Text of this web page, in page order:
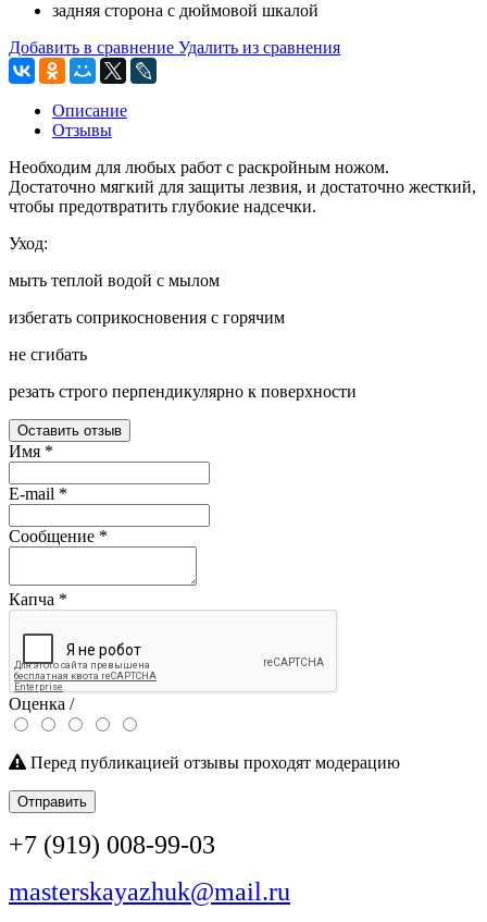
задняя сторона с дюймовой шкалой
Добавить в сравнение Удалить из сравнения
Описание
Отзывы
Необходим для любых работ с раскройным ножом.
Достаточно мягкий для защиты лезвия, и достаточно жесткий,
чтобы предотвратить глубокие надсечки.
Уход:
мыть теплой водой с мылом
избегать соприкосновения с горячим
не сгибать
резать строго перпендикулярно к поверхности
Оставить отзыв
Имя *
E-mail *
Сообщение *
Капча *
Оценка /
Перед публикацией отзывы проходят модерацию
Отправить
+7 (919) 008-99-03
masterskayazhuk@mail.ru